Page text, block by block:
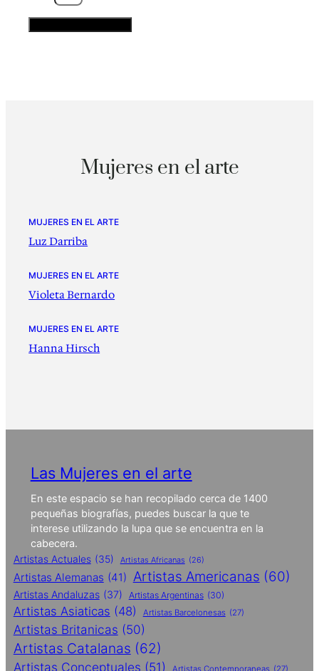
Mujeres en el arte
MUJERES EN EL ARTE
Luz Darriba
MUJERES EN EL ARTE
Violeta Bernardo
MUJERES EN EL ARTE
Hanna Hirsch
Las Mujeres en el arte
En este espacio se han recopilado cerca de 1400
pequeñas biografías, puedes buscar la que te
interese utilizando la lupa que se encuentra en la
cabecera.
Artistas Actuales (35) Artistas Africanas (26)
Artistas Alemanas (41) Artistas Americanas (60)
Artistas Andaluzas (37) Artistas Argentinas (30)
Artistas Asiaticas (48) Artistas Barcelonesas (27)
Artistas Britanicas (50)
Artistas Catalanas (62)
Artistas Conceptuales (51) Artistas Contemporaneas (27)